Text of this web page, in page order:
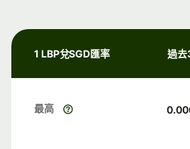
1 LBP兌SGD匯率 過去
最高